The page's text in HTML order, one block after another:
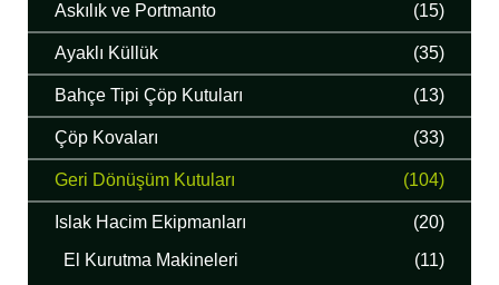
Askılık ve Portmanto (15)
Ayaklı Küllük (35)
Bahçe Tipi Çöp Kutuları (13)
Çöp Kovaları (33)
Geri Dönüşüm Kutuları (104)
Islak Hacim Ekipmanları
(20)
El Kurutma Makineleri
(11)